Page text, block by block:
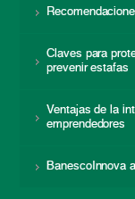
Claves para
prevenir estafas
Ventajas de la
emprendedores
BanescoInnova